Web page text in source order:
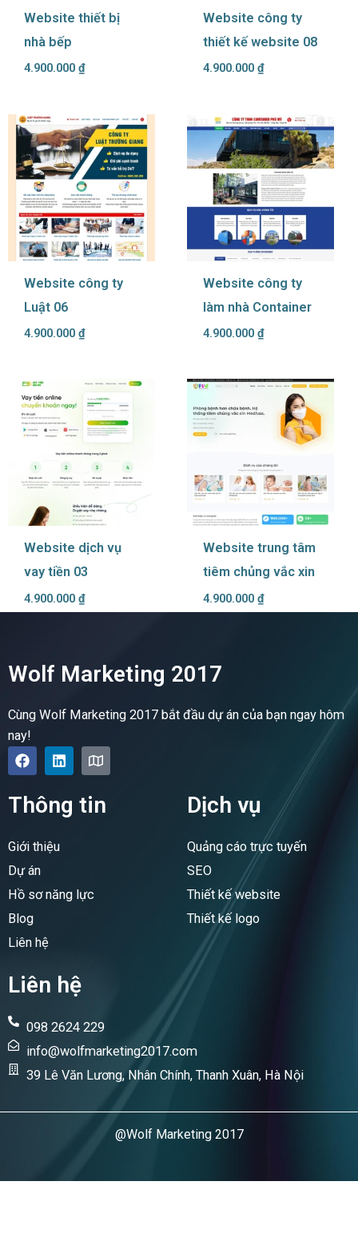
Website thiết bị
nhà bếp
4.900.000 ₫
Website công ty
thiết kế website 08
4.900.000 ₫
Website công ty
Luật 06
4.900.000 ₫
Website công ty
làm nhà Container
4.900.000 ₫
Website dịch vụ
vay tiền 03
4.900.000 ₫
Website trung tâm
tiêm chủng vắc xin
4.900.000 ₫
Wolf Marketing 2017
Cùng Wolf Marketing 2017 bắt đầu dự án của bạn ngay hôm
nay!
F
a
c
e
b
o
k
L
i
n
e
n
M
a
p
Thông tin
Giới thiệu
Dự án
Hồ sơ năng lực
Blog
Liên hệ
Dịch vụ
Quảng cáo trực tuyến
SEO
Thiết kế website
Thiết kế logo
Liên hệ
098 2624 229
info@wolfmarketing2017.com
39 Lê Văn Lương, Nhân Chính, Thanh Xuân, Hà Nội
@Wolf Marketing 2017